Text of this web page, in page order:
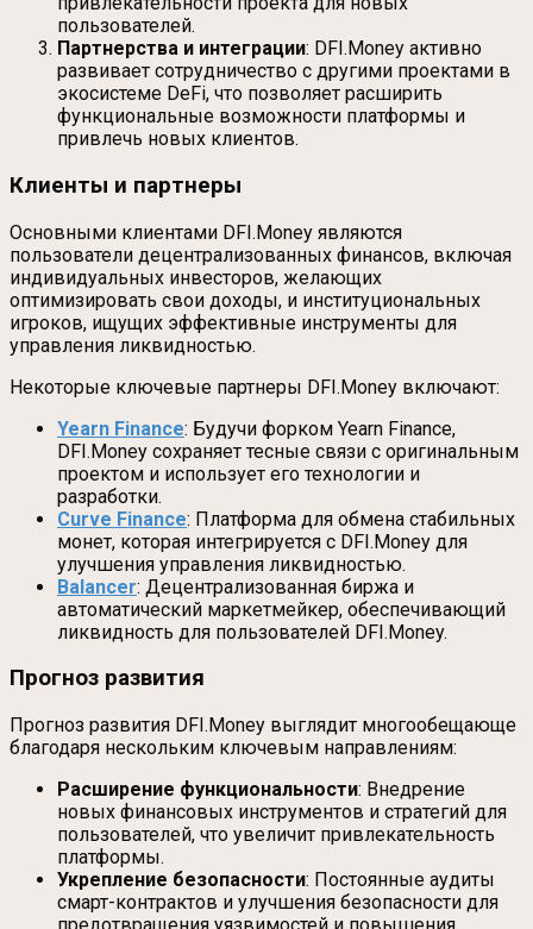
пользователей.
Партнерства и интеграции: DFI.Money активно
развивает сотрудничество с другими проектами в
экосистеме DeFi, что позволяет расширить
функциональные возможности платформы и
привлечь новых клиентов.
Клиенты и партнеры
Основными клиентами DFI.Money являются
пользователи децентрализованных финансов, включая
индивидуальных инвесторов, желающих
оптимизировать свои доходы, и институциональных
игроков, ищущих эффективные инструменты для
управления ликвидностью.
Некоторые ключевые партнеры DFI.Money включают:
Yearn Finance: Будучи форком Yearn Finance,
DFI.Money сохраняет тесные связи с оригинальным
проектом и использует его технологии и
разработки.
Curve Finance: Платформа для обмена стабильных
монет, которая интегрируется с DFI.Money для
улучшения управления ликвидностью.
Balancer: Децентрализованная биржа и
автоматический маркетмейкер, обеспечивающий
ликвидность для пользователей DFI.Money.
Прогноз развития
Прогноз развития DFI.Money выглядит многообещающе
благодаря нескольким ключевым направлениям:
Расширение функциональности: Внедрение
новых финансовых инструментов и стратегий для
пользователей, что увеличит привлекательность
платформы.
Укрепление безопасности: Постоянные аудиты
смарт-контрактов и улучшения безопасности для